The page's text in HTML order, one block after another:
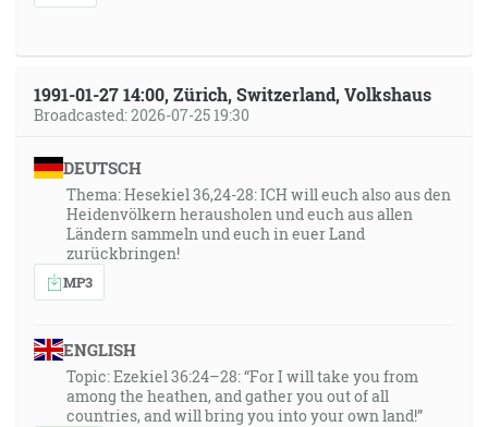
1991-01-27 14:00, Zürich, Switzerland, Volkshaus
Broadcasted: 2026-07-25 19:30
DEUTSCH
Thema: Hesekiel 36,24-28: ICH will euch also aus den
Heidenvölkern herausholen und euch aus allen
Ländern sammeln und euch in euer Land
zurückbringen!
MP3
ENGLISH
Topic: Ezekiel 36:24–28: “For I will take you from
among the heathen, and gather you out of all
countries, and will bring you into your own land!”